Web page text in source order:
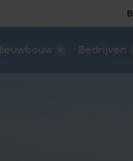
Bedrijven